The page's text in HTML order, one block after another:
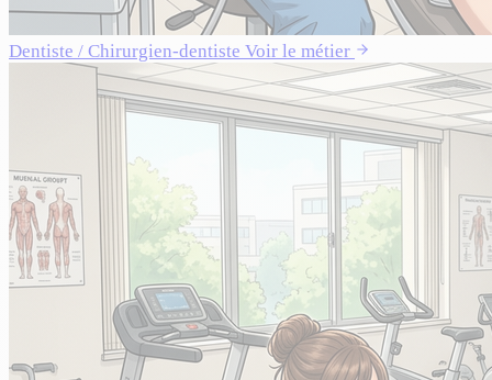
Dentiste / Chirurgien-dentiste Voir le métier